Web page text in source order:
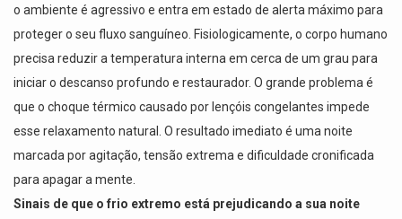
o ambiente é agressivo e entra em estado de alerta máximo para
proteger o seu fluxo sanguíneo. Fisiologicamente, o corpo humano
precisa reduzir a temperatura interna em cerca de um grau para
iniciar o descanso profundo e restaurador. O grande problema é
que o choque térmico causado por lençóis congelantes impede
esse relaxamento natural. O resultado imediato é uma noite
marcada por agitação, tensão extrema e dificuldade cronificada
para apagar a mente.
Sinais de que o frio extremo está prejudicando a sua noite